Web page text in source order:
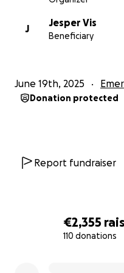
€2,355
110 donations
Deel dit bericht gerust
collega’s. Impact
Jerrik Faber, Joppe van
Peerlings
J
Jesper Vis
Beneficiary
June 19th, 2025
Donation protected
Report fundraiser